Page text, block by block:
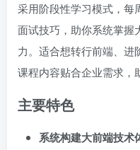
采用阶段性学习模式，每
面试技巧，助你系统掌握
力。适合想转行前端、进
课程内容贴合企业需求，
主要特色
系统构建大前端技术